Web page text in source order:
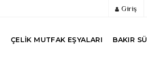
Giriş
ÇELIK MUTFAK EŞYALARI BAKIR